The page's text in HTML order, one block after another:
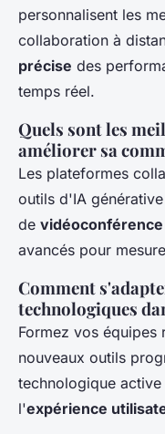
personnalisent les
collaboration à
précise des
temps réel.
Quels sont les
améliorer sa
Les plateformes
outils d'IA
de
avancés pour
Comment
technologiques
Formez vos équipes
nouveaux outils
technologique
l'expérience